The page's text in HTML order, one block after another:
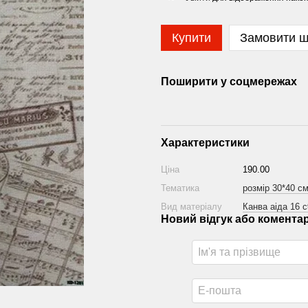
Купити Замовити
Поширити у соцмережах
Характеристики
Ціна
190.00
Тематика
розмір 30*40 см
Вид матеріалу
Канва аіда 16
Новий відгук або